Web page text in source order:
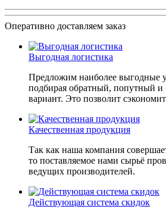
Оперативно доставляем заказ
Выгодная логистика
Предложим наиболее выгодные
подбирая обратный, попутный и
вариант. Это позволит
Качественная продукция
Так как наша компания
то поставляемое нами сырьё
ведущих производителей.
Действующая система скидок